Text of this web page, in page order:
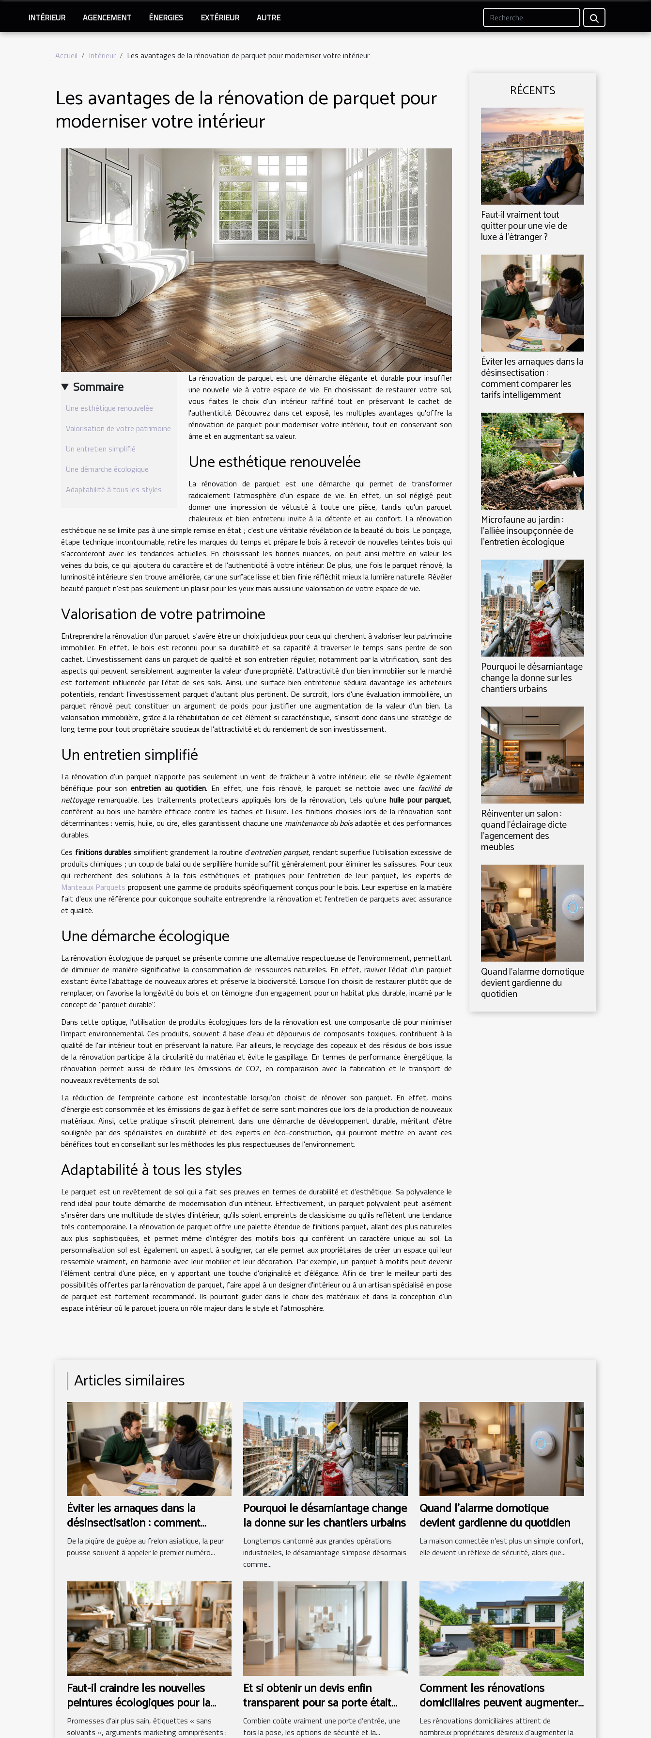
INTÉRIEUR AGENCEMENT ÉNERGIES EXTÉRIEUR AUTRE
Accueil Intérieur Les avantages de la rénovation de parquet pour moderniser votre intérieur
Les avantages de la rénovation de parquet pour
moderniser votre intérieur
Sommaire
Une esthétique renouvelée
Valorisation de votre patrimoine
Un entretien simplifié
Une démarche écologique
Adaptabilité à tous les styles
La rénovation de parquet est une démarche élégante et durable pour insuffler
une nouvelle vie à votre espace de vie. En choisissant de restaurer votre sol,
vous faites le choix d'un intérieur raffiné tout en préservant le cachet de
l'authenticité. Découvrez dans cet exposé, les multiples avantages qu'offre la
rénovation de parquet pour moderniser votre intérieur, tout en conservant son
âme et en augmentant sa valeur.
Une esthétique renouvelée
La rénovation de parquet est une démarche qui permet de transformer
radicalement l'atmosphère d'un espace de vie. En effet, un sol négligé peut
donner une impression de vétusté à toute une pièce, tandis qu'un parquet
chaleureux et bien entretenu invite à la détente et au confort. La rénovation
esthétique ne se limite pas à une simple remise en état ; c'est une véritable révélation de la beauté du bois. Le ponçage,
étape technique incontournable, retire les marques du temps et prépare le bois à recevoir de nouvelles teintes bois qui
s'accorderont avec les tendances actuelles. En choisissant les bonnes nuances, on peut ainsi mettre en valeur les
veines du bois, ce qui ajoutera du caractère et de l'authenticité à votre intérieur. De plus, une fois le parquet rénové, la
luminosité intérieure s'en trouve améliorée, car une surface lisse et bien finie réfléchit mieux la lumière naturelle. Révéler
beauté parquet n'est pas seulement un plaisir pour les yeux mais aussi une valorisation de votre espace de vie.
Valorisation de votre patrimoine
Entreprendre la rénovation d'un parquet s'avère être un choix judicieux pour ceux qui cherchent à valoriser leur patrimoine
immobilier. En effet, le bois est reconnu pour sa durabilité et sa capacité à traverser le temps sans perdre de son
cachet. L'investissement dans un parquet de qualité et son entretien régulier, notamment par la vitrification, sont des
aspects qui peuvent sensiblement augmenter la valeur d'une propriété. L'attractivité d'un bien immobilier sur le marché
est fortement influencée par l'état de ses sols. Ainsi, une surface bien entretenue séduira davantage les acheteurs
potentiels, rendant l'investissement parquet d'autant plus pertinent. De surcroît, lors d'une évaluation immobilière, un
parquet rénové peut constituer un argument de poids pour justifier une augmentation de la valeur d'un bien. La
valorisation immobilière, grâce à la réhabilitation de cet élément si caractéristique, s'inscrit donc dans une stratégie de
long terme pour tout propriétaire soucieux de l'attractivité et du rendement de son investissement.
Un entretien simplifié
La rénovation d'un parquet n'apporte pas seulement un vent de fraîcheur à votre intérieur, elle se révèle également
bénéfique pour son entretien au quotidien. En effet, une fois rénové, le parquet se nettoie avec une facilité de
nettoyageremarquable. Les traitements protecteurs appliqués lors de la rénovation, tels qu'une huile pour parquet,
confèrent au bois une barrière efficace contre les taches et l'usure. Les finitions choisies lors de la rénovation sont
déterminantes : vernis, huile, ou cire, elles garantissent chacune une maintenance du boisadaptée et des performances
durables.
Ces finitions durables simplifient grandement la routine d'entretien parquet, rendant superflue l'utilisation excessive de
produits chimiques ; un coup de balai ou de serpillière humide suffit généralement pour éliminer les salissures. Pour ceux
qui recherchent des solutions à la fois esthétiques et pratiques pour l'entretien de leur parquet, les experts de
Manteaux Parquets proposent une gamme de produits spécifiquement conçus pour le bois. Leur expertise en la matière
fait d'eux une référence pour quiconque souhaite entreprendre la rénovation et l'entretien de parquets avec assurance
et qualité.
Une démarche écologique
La rénovation écologique de parquet se présente comme une alternative respectueuse de l'environnement, permettant
de diminuer de manière significative la consommation de ressources naturelles. En effet, raviver l'éclat d'un parquet
existant évite l'abattage de nouveaux arbres et préserve la biodiversité. Lorsque l'on choisit de restaurer plutôt que de
remplacer, on favorise la longévité du bois et on témoigne d'un engagement pour un habitat plus durable, incarné par le
concept de "parquet durable".
Dans cette optique, l'utilisation de produits écologiques lors de la rénovation est une composante clé pour minimiser
l'impact environnemental. Ces produits, souvent à base d'eau et dépourvus de composants toxiques, contribuent à la
qualité de l'air intérieur tout en préservant la nature. Par ailleurs, le recyclage des copeaux et des résidus de bois issue
de la rénovation participe à la circularité du matériau et évite le gaspillage. En termes de performance énergétique, la
rénovation permet aussi de réduire les émissions de CO2, en comparaison avec la fabrication et le transport de
nouveaux revêtements de sol.
La réduction de l'empreinte carbone est incontestable lorsqu'on choisit de rénover son parquet. En effet, moins
d'énergie est consommée et les émissions de gaz à effet de serre sont moindres que lors de la production de nouveaux
matériaux. Ainsi, cette pratique s'inscrit pleinement dans une démarche de développement durable, méritant d'être
soulignée par des spécialistes en durabilité et des experts en éco-construction, qui pourront mettre en avant ces
bénéfices tout en conseillant sur les méthodes les plus respectueuses de l'environnement.
Adaptabilité à tous les styles
Le parquet est un revêtement de sol qui a fait ses preuves en termes de durabilité et d'esthétique. Sa polyvalence le
rend idéal pour toute démarche de modernisation d'un intérieur. Effectivement, un parquet polyvalent peut aisément
s'insérer dans une multitude de styles d'intérieur, qu'ils soient empreints de classicisme ou qu'ils reflètent une tendance
très contemporaine. La rénovation de parquet offre une palette étendue de finitions parquet, allant des plus naturelles
aux plus sophistiquées, et permet même d'intégrer des motifs bois qui confèrent un caractère unique au sol. La
personnalisation sol est également un aspect à souligner, car elle permet aux propriétaires de créer un espace qui leur
ressemble vraiment, en harmonie avec leur mobilier et leur décoration. Par exemple, un parquet à motifs peut devenir
l'élément central d'une pièce, en y apportant une touche d'originalité et d'élégance. Afin de tirer le meilleur parti des
possibilités offertes par la rénovation de parquet, faire appel à un designer d'intérieur ou à un artisan spécialisé en pose
de parquet est fortement recommandé. Ils pourront guider dans le choix des matériaux et dans la conception d'un
espace intérieur où le parquet jouera un rôle majeur dans le style et l'atmosphère.
RÉCENTS
Faut-il vraiment tout
quitter pour une vie de
luxe à l’étranger ?
Éviter les arnaques dans la
désinsectisation :
comment comparer les
tarifs intelligemment
Microfaune au jardin :
l’alliée insoupçonnée de
l’entretien écologique
Pourquoi le désamiantage
change la donne sur les
chantiers urbains
Réinventer un salon :
quand l’éclairage dicte
l’agencement des
meubles
Quand l’alarme domotique
devient gardienne du
quotidien
Articles similaires
Éviter les arnaques dans la
désinsectisation : comment
comparer les tarifs
intelligemment
De la piqûre de guêpe au frelon asiatique, la peur
pousse souvent à appeler le premier numéro...
Pourquoi le désamiantage change
la donne sur les chantiers urbains
Longtemps cantonné aux grandes opérations
industrielles, le désamiantage s’impose désormais
comme...
Quand l’alarme domotique
devient gardienne du quotidien
La maison connectée n’est plus un simple confort,
elle devient un réflexe de sécurité, alors que...
Faut-il craindre les nouvelles
peintures écologiques pour la
rénovation ?
Promesses d’air plus sain, étiquettes « sans
solvants », arguments marketing omniprésents :
Et si obtenir un devis enfin
transparent pour sa porte était
possible ?
Combien coûte vraiment une porte d’entrée, une
fois la pose, les options de sécurité et la...
Comment les rénovations
domiciliaires peuvent augmenter
la valeur immobilière ?
Les rénovations domiciliaires attirent de
nombreux propriétaires désireux d’augmenter la